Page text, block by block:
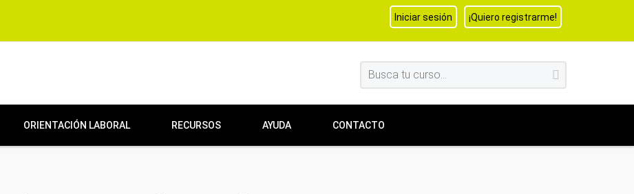
Iniciar sesión ¡Quiero registrarme!
ORIENTACIÓN LABORAL RECURSOS AYUDA CONTACTO